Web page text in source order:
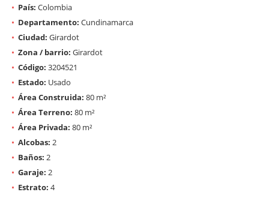
País: Colombia
Departamento: Cundinamarca
Ciudad: Girardot
Zona / barrio: Girardot
Código: 3204521
Estado: Usado
Área Construida: 80 m²
Área Terreno: 80 m²
Área Privada: 80 m²
Alcobas: 2
Baños: 2
Garaje: 2
Estrato: 4